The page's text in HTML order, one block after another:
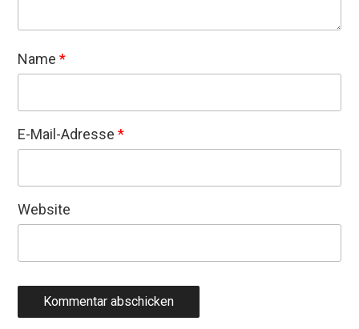
Name*
E-Mail-Adresse*
Website